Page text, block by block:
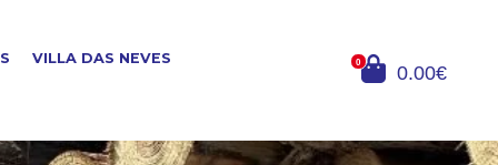
VILLA DAS NEVES 0 0.00€